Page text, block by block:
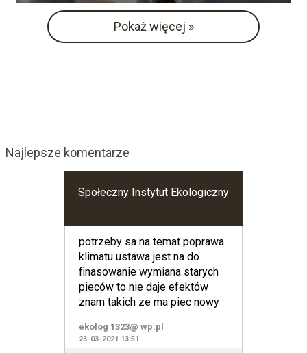
Pokaż więcej »
Najlepsze komentarze
Społeczny Instytut Ekologiczny
potrzeby sa na temat poprawa
klimatu ustawa jest na do
finasowanie wymiana starych
pieców to nie daje efektów
znam takich ze ma piec nowy
ekolog 1323@ wp.pl
23-03-2021 13:51